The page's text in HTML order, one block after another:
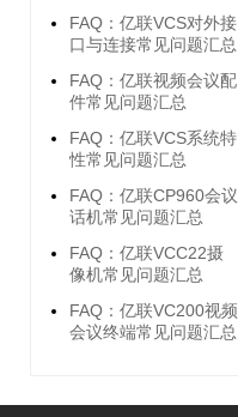
FAQ：亿联VCS对外接
口与连接常见问题汇总
FAQ：亿联视频会议配
件常见问题汇总
FAQ：亿联VCS系统特
性常见问题汇总
FAQ：亿联CP960会议
话机常见问题汇总
FAQ：亿联VCC22摄
像机常见问题汇总
FAQ：亿联VC200视频
会议终端常见问题汇总